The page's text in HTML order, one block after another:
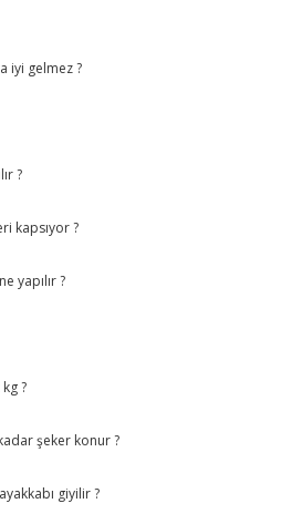
iyi gelmez ?
?
kapsıyor ?
yapılır ?
?
şeker konur ?
giyilir ?